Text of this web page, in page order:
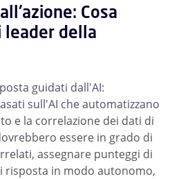
Cosa
leader della
guidati dall'AI:
sull'AI che automatizzano
e la correlazione dei dati di
essere in grado di
assegnare punteggi di
risposta in modo autonomo,